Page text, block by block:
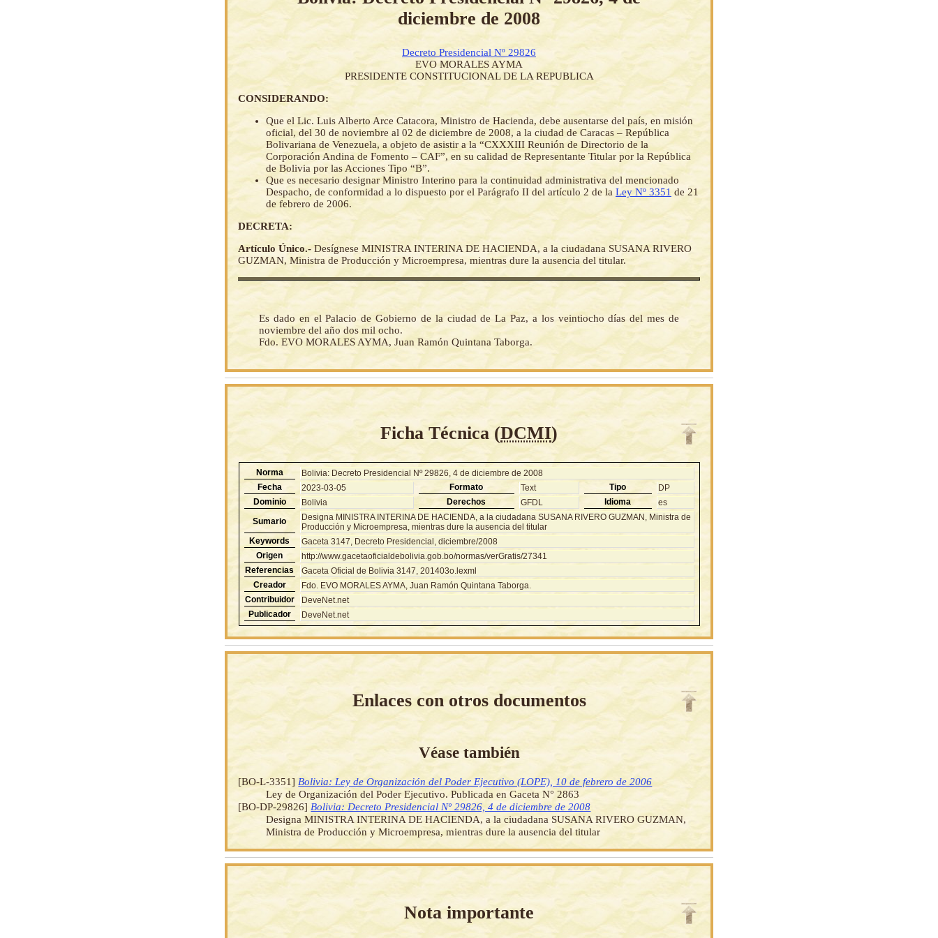
diciembre de 2008
Decreto Presidencial Nº 29826
EVO MORALES AYMA
PRESIDENTE CONSTITUCIONAL DE LA REPUBLICA
CONSIDERANDO:
Que el Lic. Luis Alberto Arce Catacora, Ministro de Hacienda, debe ausentarse del país, en misión
oficial, del 30 de noviembre al 02 de diciembre de 2008, a la ciudad de Caracas – República
Bolivariana de Venezuela, a objeto de asistir a la “CXXXIII Reunión de Directorio de la
Corporación Andina de Fomento – CAF”, en su calidad de Representante Titular por la República
de Bolivia por las Acciones Tipo “B”.
Que es necesario designar Ministro Interino para la continuidad administrativa del mencionado
Despacho, de conformidad a lo dispuesto por el Parágrafo II del artículo 2 de la Ley Nº 3351 de 21
de febrero de 2006.
DECRETA:
Artículo Único.- Desígnese MINISTRA INTERINA DE HACIENDA, a la ciudadana SUSANA RIVERO
GUZMAN, Ministra de Producción y Microempresa, mientras dure la ausencia del titular.
Es dado en el Palacio de Gobierno de la ciudad de La Paz, a los veintiocho días del mes de
noviembre del año dos mil ocho.
Fdo. EVO MORALES AYMA, Juan Ramón Quintana Taborga.
Ficha Técnica (DCMI)
Norma
Bolivia: Decreto Presidencial Nº 29826, 4 de diciembre de 2008
Fecha
2023-03-05 Formato Text Tipo
DP
Dominio
Bolivia Derechos GFDL Idioma
es
Sumario
Designa MINISTRA INTERINA DE HACIENDA, a la ciudadana SUSANA RIVERO GUZMAN, Ministra de
Producción y Microempresa, mientras dure la ausencia del titular
Keywords
Gaceta 3147, Decreto Presidencial, diciembre/2008
Origen
http://www.gacetaoficialdebolivia.gob.bo/normas/verGratis/27341
Referencias
Gaceta Oficial de Bolivia 3147, 201403o.lexml
Creador
Fdo. EVO MORALES AYMA, Juan Ramón Quintana Taborga.
Contribuidor
DeveNet.net
Publicador
DeveNet.net
Enlaces con otros documentos
Véase también
[BO-L-3351] Bolivia: Ley de Organización del Poder Ejecutivo (LOPE), 10 de febrero de 2006
Ley de Organización del Poder Ejecutivo. Publicada en Gaceta N° 2863
[BO-DP-29826] Bolivia: Decreto Presidencial Nº 29826, 4 de diciembre de 2008
Designa MINISTRA INTERINA DE HACIENDA, a la ciudadana SUSANA RIVERO GUZMAN,
Ministra de Producción y Microempresa, mientras dure la ausencia del titular
Nota importante